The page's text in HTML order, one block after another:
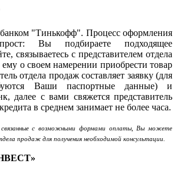
"Тинькофф". Процесс оформления
Вы подбираете подходящее
связываетесь с представителем отдела
о своем намерении приобрести товар
отдела продаж составляет заявку (для
Ваши паспортные данные) и
далее с вами свяжется представитель
в среднем занимает не более часа.
с возможными формами оплаты, Вы можете
продаж для получения необходимой консультации.